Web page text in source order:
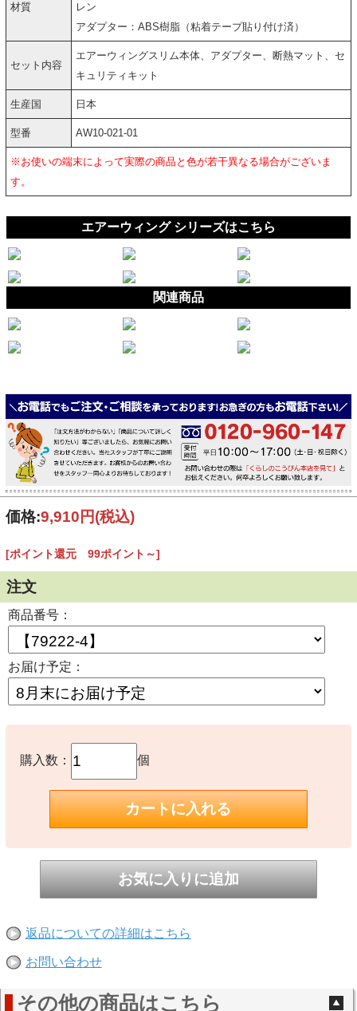
材質
レン
アダプター：ABS樹脂（粘着テープ貼り付け済）
セット内容
エアーウィングスリム本体、アダプター、断熱マット、セ
キュリティキット
生産国 日本
型番 AW10-021-01
※お使いの端末によって実際の商品と色が若干異なる場合がございま
す。
エアーウィング シリーズはこちら
関連商品
価格:9,910円(税込)
[ポイント還元 99ポイント～]
注文
商品番号：
お届け予定：
購入数： 個
返品についての詳細はこちら
お問い合わせ
その他の商品はこちら